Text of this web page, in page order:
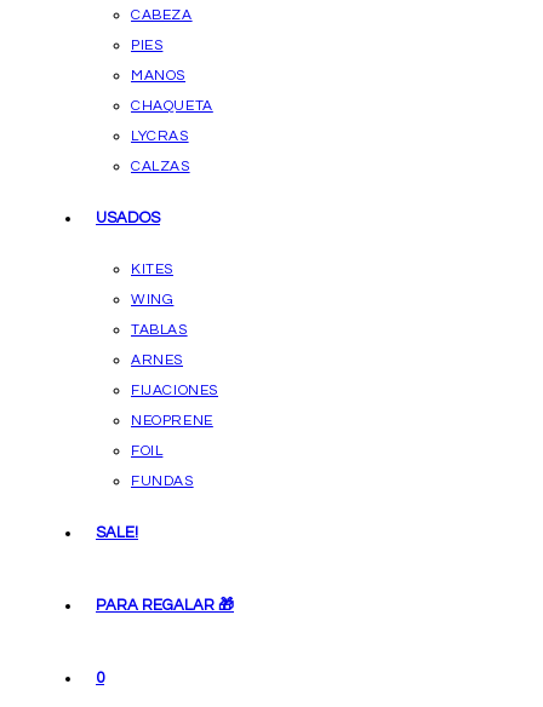
CABEZA
PIES
MANOS
CHAQUETA
LYCRAS
CALZAS
USADOS
KITES
WING
TABLAS
ARNES
FIJACIONES
NEOPRENE
FOIL
FUNDAS
SALE!
PARA REGALAR 🎁
0